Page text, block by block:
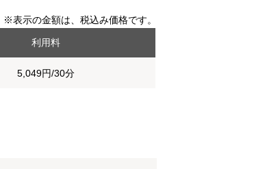
※表示の金額は、税込み価格です。
利用料
5,049円/30分